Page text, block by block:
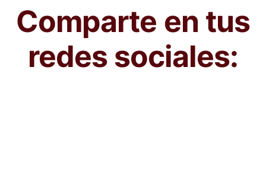
Comparte en tus
redes sociales: